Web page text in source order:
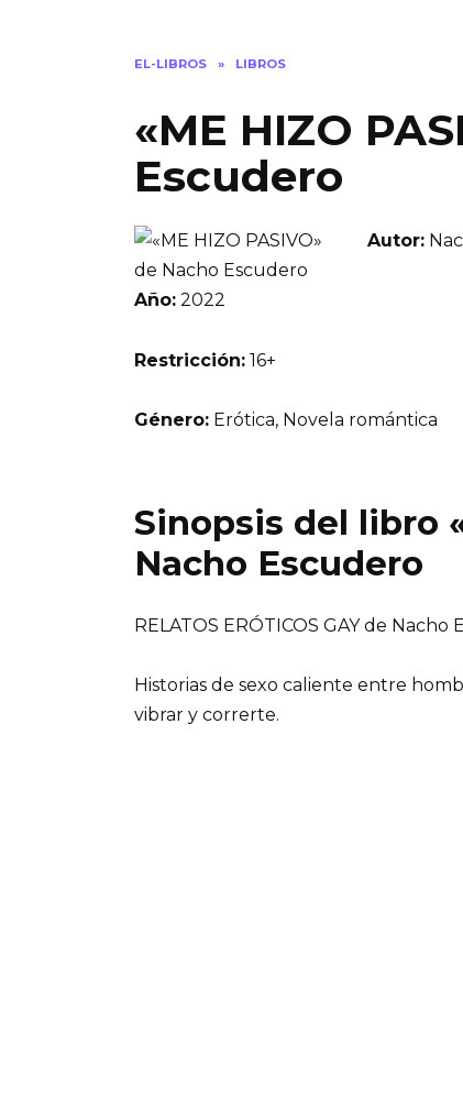
EL-LIBROS » LIBROS
«ME HIZO
Escudero
Autor:
Año: 2022
Restricción: 16+
Género: Erótica, Novela romántica
Sinopsis del libro
Nacho Escudero
RELATOS ERÓTICOS GAY de Nacho
Historias de sexo caliente entre
vibrar y correrte.